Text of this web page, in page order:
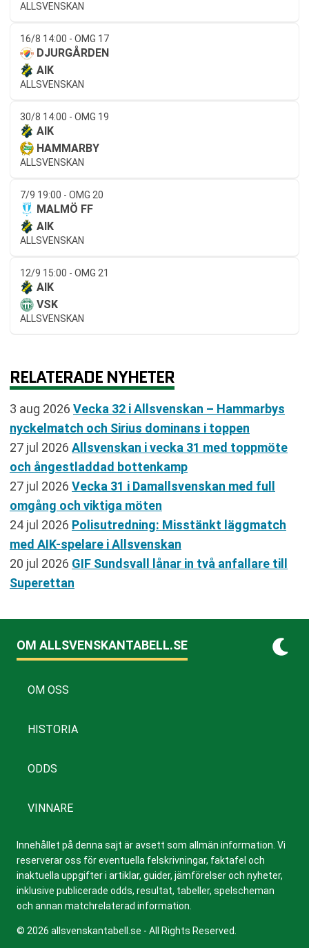
ALLSVENSKAN
16/8 14:00 - OMG 17
DJURGÅRDEN
AIK
ALLSVENSKAN
30/8 14:00 - OMG 19
AIK
HAMMARBY
ALLSVENSKAN
7/9 19:00 - OMG 20
MALMÖ FF
AIK
ALLSVENSKAN
12/9 15:00 - OMG 21
AIK
VSK
ALLSVENSKAN
RELATERADE NYHETER
3 aug 2026 Vecka 32 i Allsvenskan – Hammarbys
nyckelmatch och Sirius dominans i toppen
27 jul 2026 Allsvenskan i vecka 31 med toppmöte
och ångestladdad bottenkamp
27 jul 2026 Vecka 31 i Damallsvenskan med full
omgång och viktiga möten
24 jul 2026 Polisutredning: Misstänkt läggmatch
med AIK-spelare i Allsvenskan
20 jul 2026 GIF Sundsvall lånar in två anfallare till
Superettan
OM ALLSVENSKANTABELL.SE
OM OSS
HISTORIA
ODDS
VINNARE
Innehållet på denna sajt är avsett som allmän information. Vi
reserverar oss för eventuella felskrivningar, faktafel och
inaktuella uppgifter i artiklar, guider, jämförelser och nyheter,
inklusive publicerade odds, resultat, tabeller, spelscheman
och annan matchrelaterad information.
© 2026 allsvenskantabell.se - All Rights Reserved.